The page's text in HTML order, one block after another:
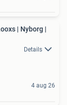
| Nyborg |
Details
4 aug 26